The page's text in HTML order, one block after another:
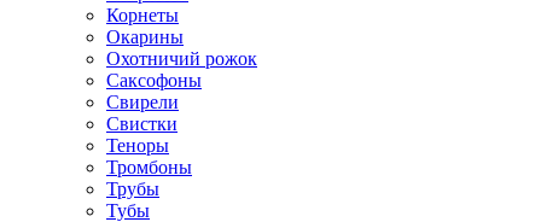
Корнеты
Окарины
Охотничий рожок
Саксофоны
Свирели
Свистки
Теноры
Тромбоны
Трубы
Тубы